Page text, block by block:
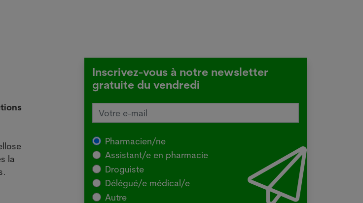
la
L'Australie confirme une transmission
locale de la grippe aviaire
SYDNEY - La ministre australienne de
l'Agriculture a confirmé mercredi que la
souche H5 de la grippe aviaire, identifiée
pour la première fois dans le pays en juin
chez un oiseau migrateur,...
Inscrivez-vous à notre newsletter
gratuite du vendredi
Pharmacien/ne
Assistant/e en pharmacie
Droguiste
Délégué/e médical/e
Autre